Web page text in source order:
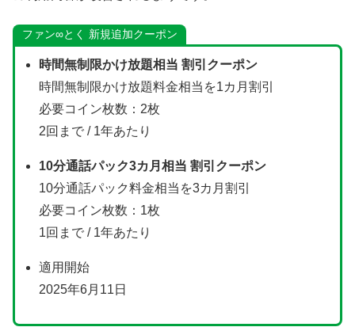
ファン∞とく 新規追加クーポン
時間無制限かけ放題相当 割引クーポン
時間無制限かけ放題料金相当を1カ月割引
必要コイン枚数：2枚
2回まで / 1年あたり
10分通話パック3カ月相当 割引クーポン
10分通話パック料金相当を3カ月割引
必要コイン枚数：1枚
1回まで / 1年あたり
適用開始
2025年6月11日